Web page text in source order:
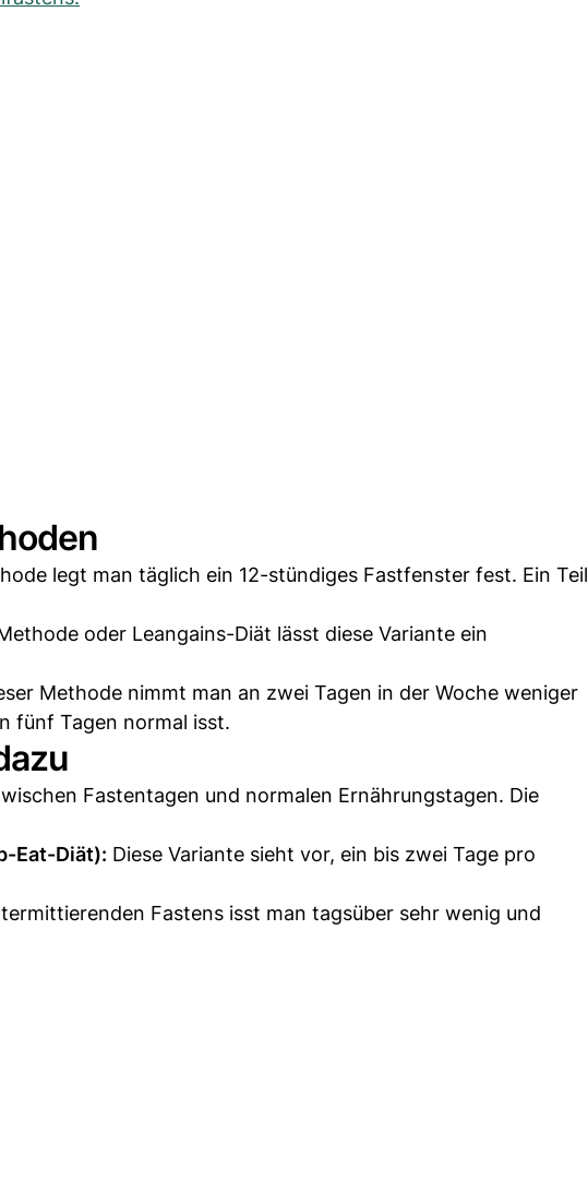
legt man täglich ein 12-stündiges Fastfenster fest. Ein Teil
oder Leangains-Diät lässt diese Variante ein
Methode nimmt man an zwei Tagen in der Woche weniger
fünf Tagen normal isst.
Fastentagen und normalen Ernährungstagen. Die
Eat-Diät): Diese Variante sieht vor, ein bis zwei Tage pro
Fastens isst man tagsüber sehr wenig und